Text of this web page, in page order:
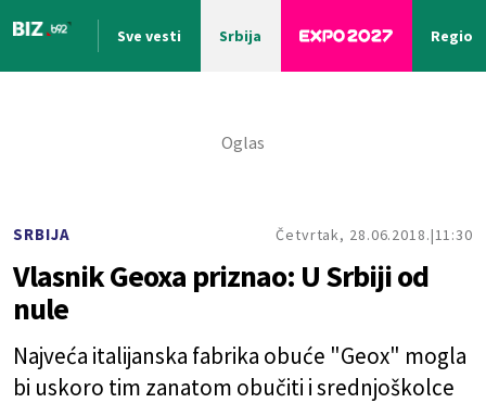
Sve vesti Srbija Region
SRBIJA Četvrtak, 28.06.2018. 11:30
Vlasnik Geoxa priznao: U Srbiji od
nule
Najveća italijanska fabrika obuće "Geox" mogla
bi uskoro tim zanatom obučiti i srednjoškolce